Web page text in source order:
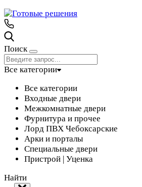
Поиск
Все категории
Все категории
Входные двери
Межкомнатные двери
Фурнитура и прочее
Лорд ПВХ Чебоксарские
Арки и порталы
Специальные двери
Пристрой | Уценка
Найти